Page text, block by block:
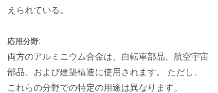
えられている。
応用分野:
両方のアルミニウム合金は、自転車部品、航空宇宙
部品、および建築構造に使用されます。 ただし、
これらの分野での特定の用途は異なります。